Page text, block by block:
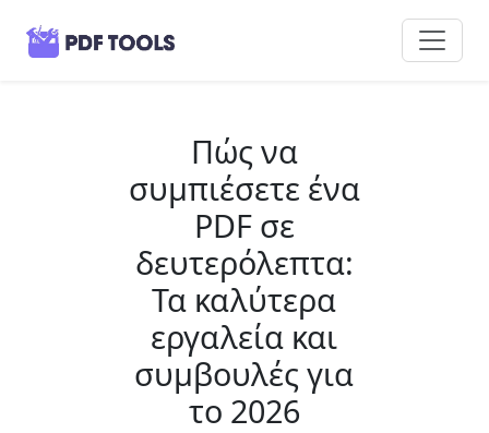
Πώς να
συμπιέσετε ένα
PDF σε
δευτερόλεπτα:
Τα καλύτερα
εργαλεία και
συμβουλές για
το 2026